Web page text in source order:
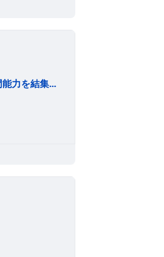
原子燃料サイクルの一翼を担う誇りと情熱を持ち、 高い倫理観のもとに専門能力を結集して総合力を発揮し、 より安全で信頼性の高い輸送サービス提供に挑戦し、 豊かな未来の創造に貢献する。